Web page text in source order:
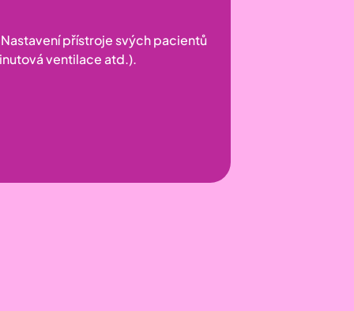
Nastavení přístroje svých pacientů
ventilace atd.).